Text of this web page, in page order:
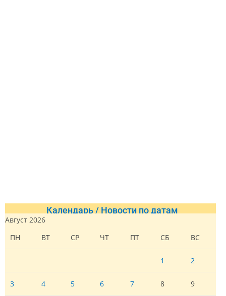
Календарь / Новости по датам
Август 2026
ПН
ВТ СР ЧТ ПТ СБ ВС
1 2
3 4 5 6 7 8 9